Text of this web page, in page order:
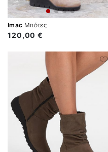
Imac Μπότες
120,00 €